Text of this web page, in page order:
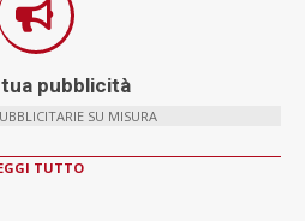
pubblicità
SU MISURA
TUTTO